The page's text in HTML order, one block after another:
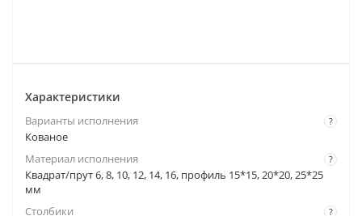
Характеристики
?
Варианты исполнения
Кованое
?
Материал исполнения
Квадрат/прут 6, 8, 10, 12, 14, 16, профиль 15*15, 20*20, 25*25
мм
?
Столбики